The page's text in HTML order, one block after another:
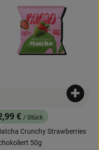
Warenkorb hinzufügen
Preis:
€ / Stück
Crunchy Strawberries
50g